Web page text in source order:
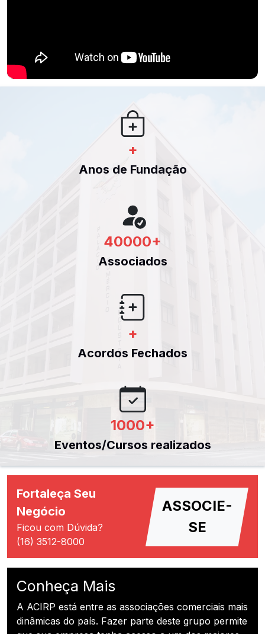
+
Anos de Fundação
40000+
Associados
+
Acordos Fechados
1000+
Eventos/Cursos realizados
Fortaleça Seu
Negócio
Ficou com Dúvida?
(16) 3512-8000
ASSOCIE-
SE
Conheça Mais
A ACIRP está entre as associações comerciais mais
dinâmicas do país. Fazer parte deste grupo permite